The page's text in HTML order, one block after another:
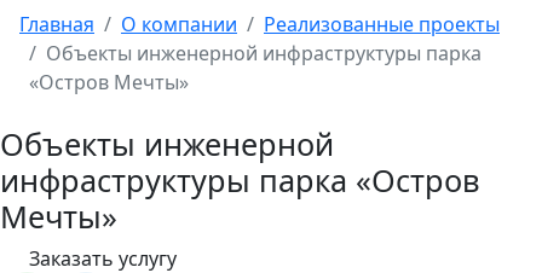
Главная
О компании
Реализованные проекты
Объекты инженерной инфраструктуры парка
«Остров Мечты»
Объекты инженерной
инфраструктуры парка «Остров
Мечты»
Заказать услугу